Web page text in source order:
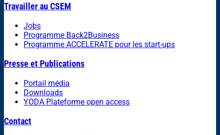
Travailler au CSEM
Jobs
Programme Back2Business
Programme ACCELERATE pour les start-ups
Presse et Publications
Portail média
Downloads
YODA Plateforme open access
Contact